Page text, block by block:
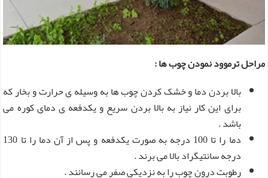
مراحل ترموود نمودن چوب ها :
بالا بردن دما و خشک کردن چوب ها به وسیله ی حرارت و بخار که
برای این کار نیاز به بالا بردن سریع و یکدفعه ی دمای کوره می
باشد .
دما را تا 100 درجه به صورت یکدفعه و پس از آن دما را تا 130
درجه سانتیگراد بالا می برند .
رطوبت درون چوب را به نزدیکی صفر می رسانند .